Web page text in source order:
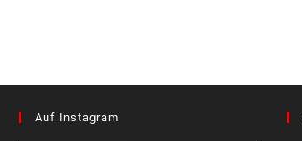
Auf Instagram